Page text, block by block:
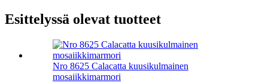
Esittelyssä olevat tuotteet
Nro 8625 Calacatta kuusikulmainen
mosaiikkimarmori